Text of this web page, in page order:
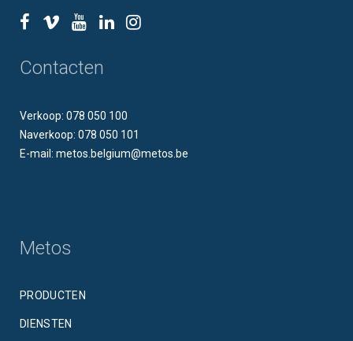
Contacten
Verkoop: 078 050 100
Naverkoop: 078 050 101
E-mail: metos.belgium@metos.be
Metos
PRODUCTEN
DIENSTEN